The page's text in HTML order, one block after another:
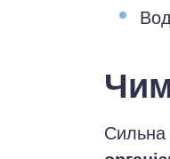
Сильна